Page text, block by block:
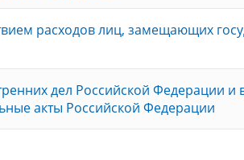
расходов лиц, замещающих
дел Российской Федерации
акты Российской Федерации